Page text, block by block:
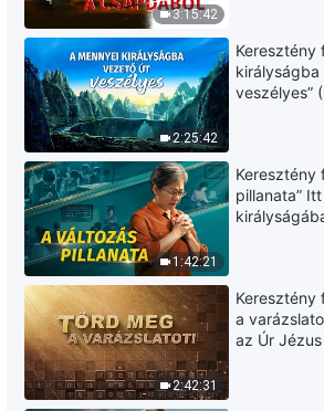
7:06
Isten napi igéi: A
szakasza | 25.
7:55
Isten napi igéi: A
szakasza | 26.
11:05
Isten napi igéi:
szakasza | 27.
3:15:42
2:25:42
Keresztény
veszélyes”
1:42:21
Keresztény
pillanata”
2:42:31
Keresztény
a
az Úr